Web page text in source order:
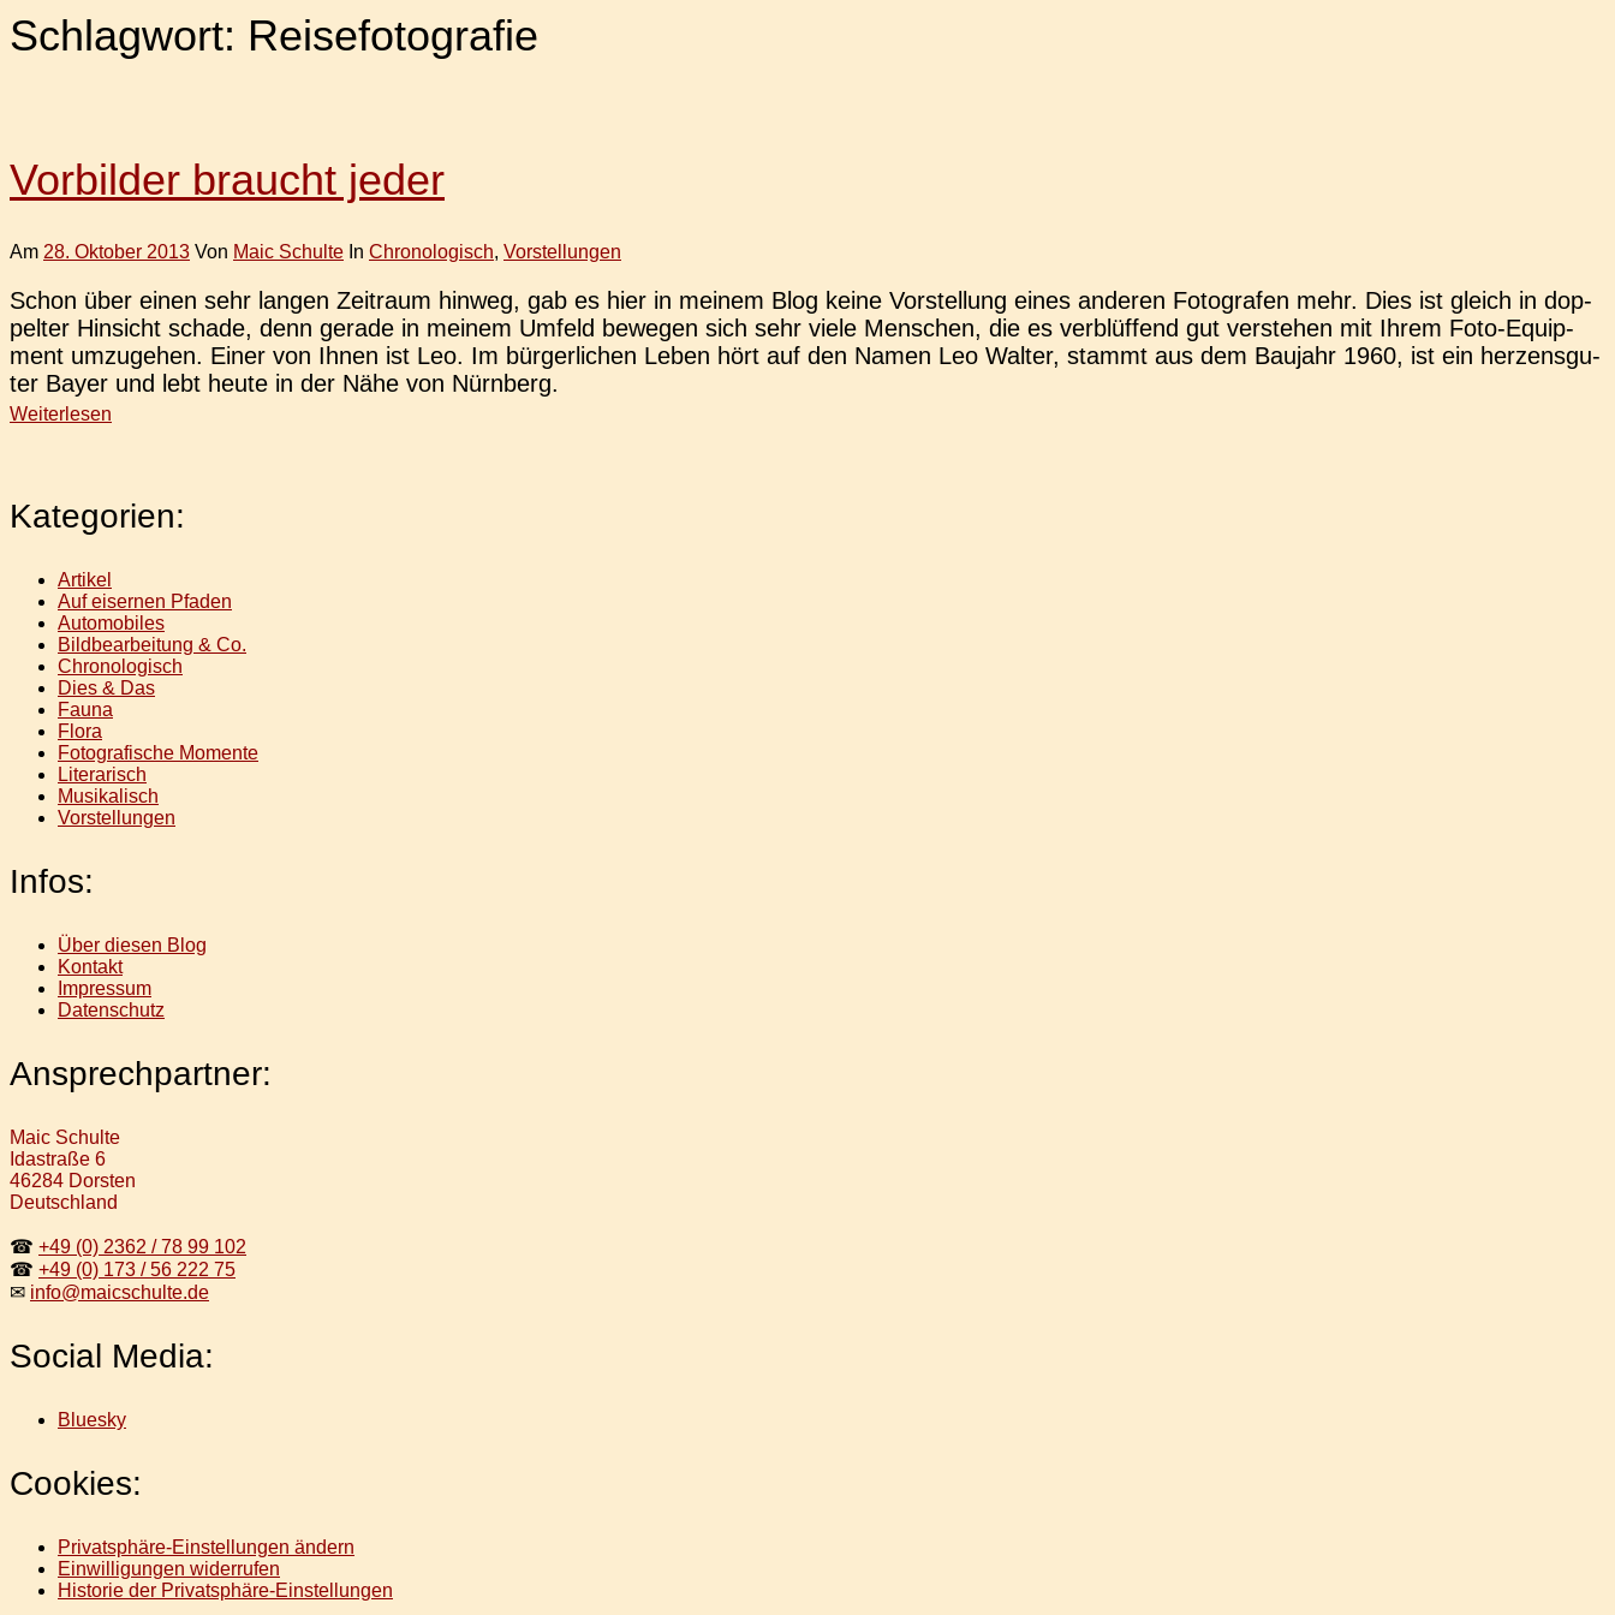
Schlagwort: Reisefotografie
Vorbilder braucht jeder
Am 28. Oktober 2013 Von Maic Schulte In Chronologisch, Vorstellungen
Schon über einen sehr langen Zeit­raum hinweg, gab es hier in meinem Blog keine Vor­stel­lung eines ande­ren Foto­gra­fen mehr. Dies ist gleich in dop­
pel­ter Hin­sicht schade, denn gerade in meinem Umfeld bewe­gen sich sehr viele Men­schen, die es ver­blüf­fend gut ver­ste­hen mit Ihrem Foto-Equip­­
ment umzu­ge­hen. Einer von Ihnen ist Leo. Im bür­ger­li­chen Leben hört auf den Namen Leo Walter, stammt aus dem Bau­jahr 1960, ist ein her­zens­gu­
ter Bayer und lebt heute in der Nähe von Nürnberg.
Weiterlesen
Kategorien:
Artikel
Auf eisernen Pfaden
Automobiles
Bildbearbeitung & Co.
Chronologisch
Dies & Das
Fauna
Flora
Fotografische Momente
Literarisch
Musikalisch
Vorstellungen
Infos:
Über diesen Blog
Kontakt
Impressum
Datenschutz
Ansprechpartner:
Maic Schulte
Idastraße 6
46284 Dorsten
Deutschland
☎ +49 (0) 2362 / 78 99 102
☎ +49 (0) 173 / 56 222 75
✉ info@maicschulte.de
Social Media:
Bluesky
Cookies:
Privatsphäre-Einstellungen ändern
Einwilligungen widerrufen
Historie der Privatsphäre-Einstellungen